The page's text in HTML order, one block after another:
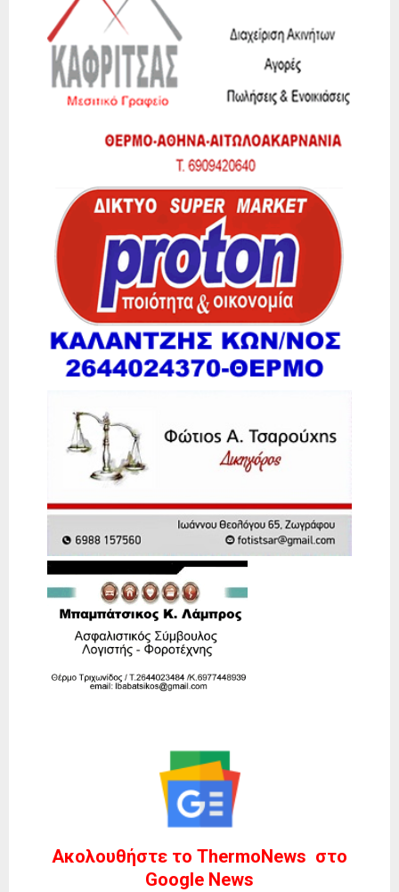
Ακολουθήστε το ThermoNews στο
Google News